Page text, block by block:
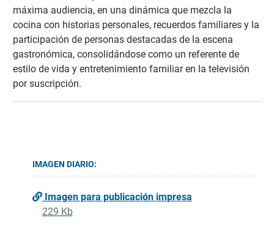
máxima audiencia, en una dinámica que mezcla la
cocina con historias personales, recuerdos familiares y la
participación de personas destacadas de la escena
gastronómica, consolidándose como un referente de
estilo de vida y entretenimiento familiar en la televisión
por suscripción.
IMAGEN DIARIO:
Imagen para publicación impresa
229 Kb